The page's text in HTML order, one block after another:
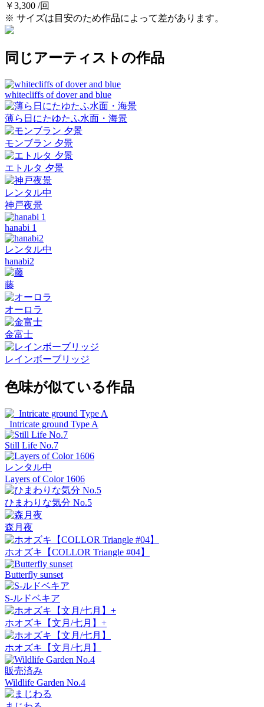
￥3,300 /回
※ サイズは目安のため作品によって差があります。
同じアーティストの作品
whitecliffs of dover and blue
薄ら日にたゆたふ水面・海景
モンブラン 夕景
エトルタ 夕景
レンタル中
神戸夜景
hanabi 1
レンタル中
hanabi2
藤
オーロラ
金富士
レインボーブリッジ
色味が似ている作品
_Intricate ground Type A
Still Life No.7
レンタル中
Layers of Color 1606
ひまわりな気分 No.5
森月夜
ホオズキ【COLLOR Triangle #04】
Butterfly sunset
S-ルドベキア
ホオズキ【文月/七月】+
ホオズキ【文月/七月】
販売済み
Wildlife Garden No.4